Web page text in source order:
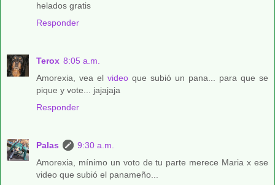
helados gratis
Responder
Terox 8:05 a.m.
Amorexia, vea el video que subió un pana... para que se
pique y vote... jajajaja
Responder
Palas
9:30 a.m.
Amorexia, mínimo un voto de tu parte merece Maria x ese
video que subió el panameño...